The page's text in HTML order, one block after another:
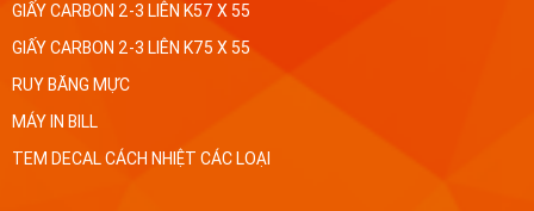
GIẤY CARBON 2-3 LIÊN K57 X 55
GIẤY CARBON 2-3 LIÊN K75 X 55
RUY BĂNG MỰC
MÁY IN BILL
TEM DECAL CÁCH NHIỆT CÁC LOẠI